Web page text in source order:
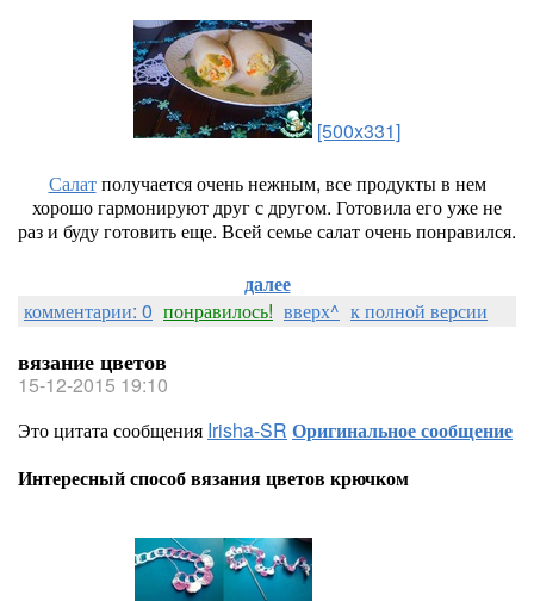
[500x331]
Салатполучается очень нежным, все продукты в нем
хорошо гармонируют друг с другом. Готовила его уже не
раз и буду готовить еще. Всей семье салат очень понравился.
далее
комментарии: 0 понравилось! вверх^ к полной версии
вязание цветов
15-12-2015 19:10
Это цитата сообщения Irisha-SR Оригинальное сообщение
Интересный способ вязания цветов крючком